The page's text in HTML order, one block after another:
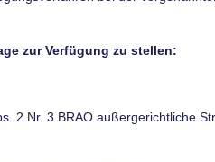
zur Verfügung zu stellen:
2 Nr. 3 BRAO außergerichtliche